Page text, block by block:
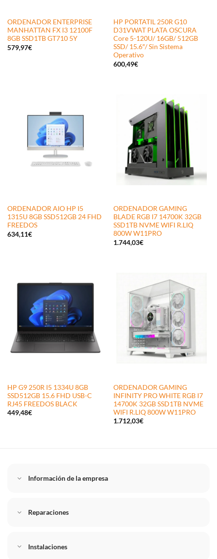
ORDENADOR ENTERPRISE
MANHATTAN FX I3 12100F
8GB SSD1TB GT710 5Y
579,97€
HP PORTATIL 250R G10
D31VWAT PLATA OSCURA
Core 5-120U/ 16GB/ 512GB
SSD/ 15.6″/ Sin Sistema
Operativo
600,49€
ORDENADOR AIO HP I5
1315U 8GB SSD512GB 24 FHD
FREEDOS
634,11€
ORDENADOR GAMING
BLADE RGB I7 14700K 32GB
SSD1TB NVME WIFI R.LIQ
800W W11PRO
1.744,03€
HP G9 250R I5 1334U 8GB
SSD512GB 15.6 FHD USB-C
RJ45 FREEDOS BLACK
449,48€
ORDENADOR GAMING
INFINITY PRO WHITE RGB I7
14700K 32GB SSD1TB NVME
WIFI R.LIQ 800W W11PRO
1.712,03€
Información de la empresa
Reparaciones
Instalaciones